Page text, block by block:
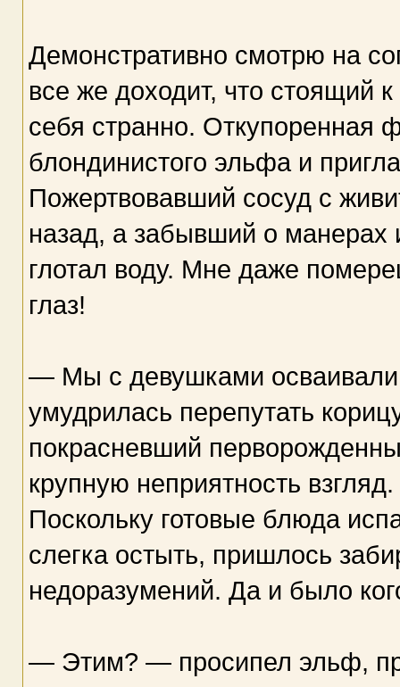
Демонстративно смотрю на
все же доходит, что стоящий
себя странно. Откупоренная
блондинистого эльфа и
Пожертвовавший сосуд с
назад, а забывший о манерах
глотал воду. Мне даже
глаз!
— Мы с девушками осваивали
умудрилась перепутать
покрасневший
крупную неприятность
Поскольку готовые блюда
слегка остыть, пришлось
недоразумений. Да и было
— Этим? — просипел эльф,